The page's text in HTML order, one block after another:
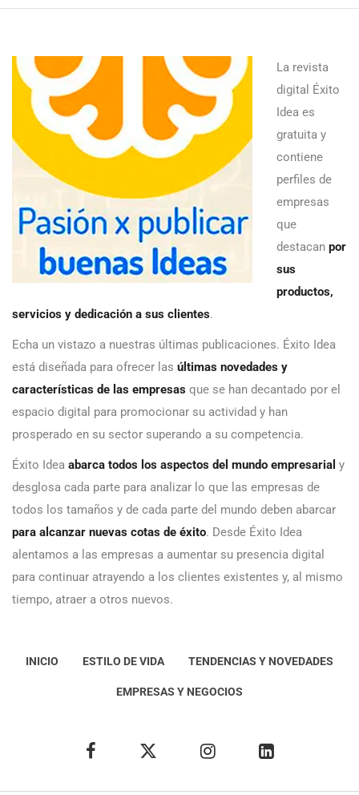
La revista
digital Éxito
Idea es
gratuita y
contiene
perfiles de
empresas
que
destacan por
sus
productos,
servicios y dedicación a sus clientes.
Echa un vistazo a nuestras últimas publicaciones. Éxito Idea
está diseñada para ofrecer las últimas novedades y
características de las empresas que se han decantado por el
espacio digital para promocionar su actividad y han
prosperado en su sector superando a su competencia.
Éxito Idea abarca todos los aspectos del mundo empresarial y
desglosa cada parte para analizar lo que las empresas de
todos los tamaños y de cada parte del mundo deben abarcar
para alcanzar nuevas cotas de éxito. Desde Éxito Idea
alentamos a las empresas a aumentar su presencia digital
para continuar atrayendo a los clientes existentes y, al mismo
tiempo, atraer a otros nuevos.
INICIO ESTILO DE VIDA TENDENCIAS Y NOVEDADES
EMPRESAS Y NEGOCIOS